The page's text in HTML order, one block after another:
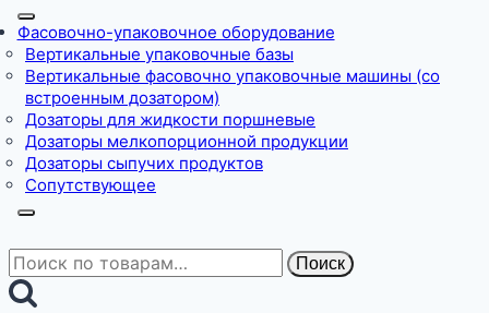
Фасовочно-упаковочное оборудование
Вертикальные упаковочные базы
Вертикальные фасовочно упаковочные машины (со
встроенным дозатором)
Дозаторы для жидкости поршневые
Дозаторы мелкопорционной продукции
Дозаторы сыпучих продуктов
Сопутствующее
Искать: Поиск